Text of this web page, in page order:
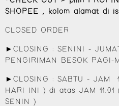
SHOPEE , kolom alamat di
CLOSED ORDER
►CLOSING : SENINI -
PENGIRIMAN BESOK PAGI-
►CLOSING : SABTU - JAM
HARI INI ) di atas JAM 11.01
SENIN )